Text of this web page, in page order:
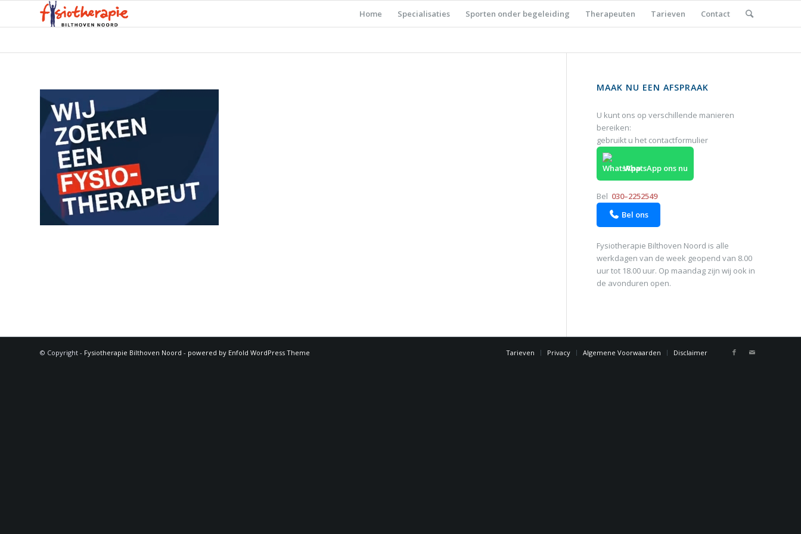
Home Specialisaties Sporten onder begeleiding Therapeuten Tarieven Contact
MAAK NU EEN AFSPRAAK
U kunt ons op verschillende manieren
bereiken:
gebruikt u het contactformulier
WhatsApp ons nu
Bel 030–2252549
 Bel ons
Fysiotherapie Bilthoven Noord is alle
werkdagen van de week geopend van 8.00
uur tot 18.00 uur. Op maandag zijn wij ook in
de avonduren open.
© Copyright - Fysiotherapie Bilthoven Noord - powered by Enfold WordPress Theme Tarieven Privacy Algemene Voorwaarden Disclaimer